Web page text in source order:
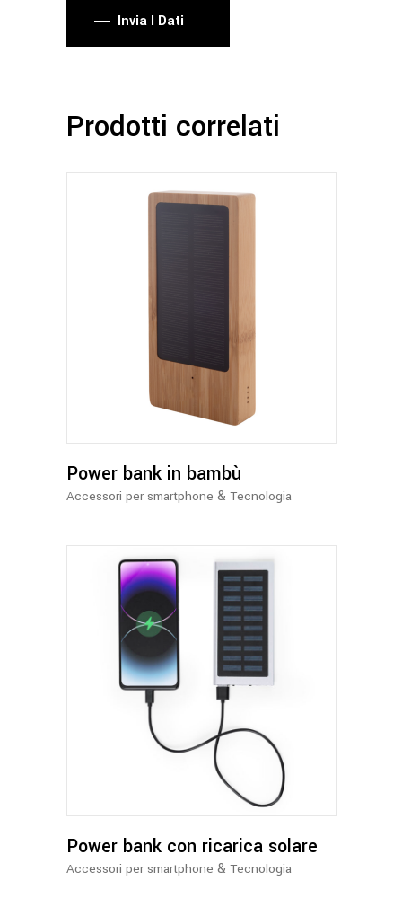
Invia I Dati
Prodotti correlati
Power bank in bambù
Accessori per smartphone & Tecnologia
Questo
prodotto
ha
più
varianti.
opzioni
possono
essere
Power bank con ricarica solare
Accessori per smartphone & Tecnologia